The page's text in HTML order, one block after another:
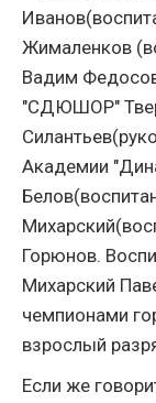
Жималенков
Вадим
"СДЮШОР"
Академии
Горюнов.
Михарский
чемпионами
взрослый
Если же